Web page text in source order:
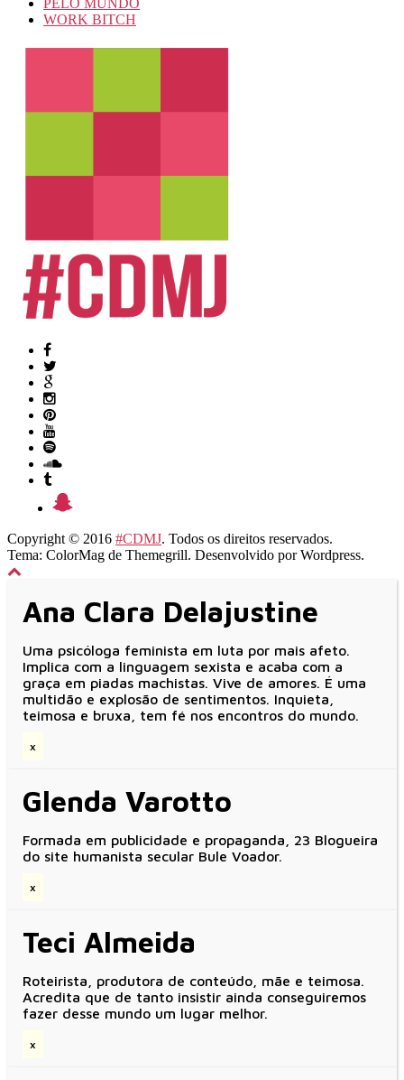
WORK BITCH
Copyright © 2016 #CDMJ. Todos os direitos reservados.
Tema: ColorMag de Themegrill. Desenvolvido porWordpress.
Ana Clara Delajustine
Uma psicóloga feminista em luta por mais afeto.
Implica com a linguagem sexista e acaba com a
graça em piadas machistas. Vive de amores. É uma
multidão e explosão de sentimentos. Inquieta,
teimosa e bruxa, tem fé nos encontros do mundo.
x
Glenda Varotto
Formada em publicidade e propaganda, 23 Blogueira
do site humanista secular Bule Voador.
x
Teci Almeida
Roteirista, produtora de conteúdo, mãe e teimosa.
Acredita que de tanto insistir ainda conseguiremos
fazer desse mundo um lugar melhor.
x